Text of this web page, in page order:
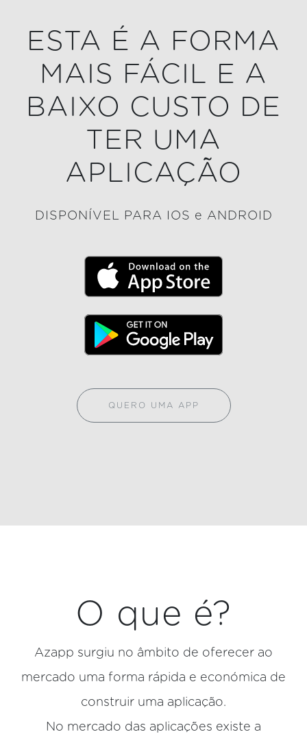
ESTA É A FORMA
MAIS FÁCIL E A
BAIXO CUSTO DE
TER UMA
APLICAÇÃO
DISPONÍVEL PARA IOS e ANDROID
QUERO UMA APP
O que é?
Azapp surgiu no âmbito de oferecer ao
mercado uma forma rápida e económica de
construir uma aplicação.
No mercado das aplicações existe a